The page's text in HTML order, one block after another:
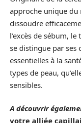
approche unique du
dissoudre
l’excès de sébum,
se distingue par ses
essentielles à la
types de peau,
sensibles.
A découvrir
votre alliée